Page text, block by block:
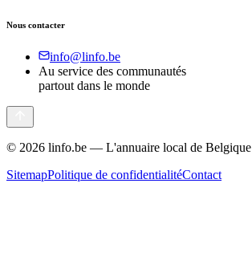
Nous contacter
info@linfo.be
Au service des communautés
partout dans le monde
© 2026 linfo.be — L'annuaire local de Belgique
SitemapPolitique de confidentialitéContact